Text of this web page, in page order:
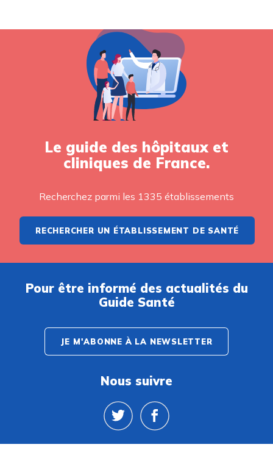
Le guide des hôpitaux et
cliniques de France.
Recherchez parmi les 1335 établissements
RECHERCHER UN ÉTABLISSEMENT DE SANTÉ
Pour être informé des actualités du
Guide Santé
JE M'ABONNE À LA NEWSLETTER
Nous suivre